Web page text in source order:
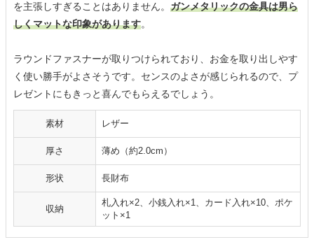
を主張しすぎることはありません。 ガンメタリックの金具は男ら
しくマットな印象があります。
ラウンドファスナーが取りつけられており、お金を取り出しやす
く使い勝手がよさそうです。センスのよさが感じられるので、プ
レゼントにもきっと喜んでもらえるでしょう。
素材 レザー
厚さ 薄め（約2.0cm）
形状 長財布
収納
札入れ×2、小銭入れ×1、カード入れ×10、ポケ
ット×1